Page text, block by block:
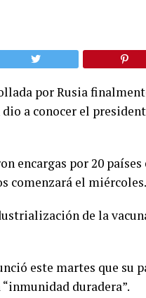
por Rusia
a conocer el
encargas por 20
comenzará el miércoles.
de la
este martes que su
duradera”.